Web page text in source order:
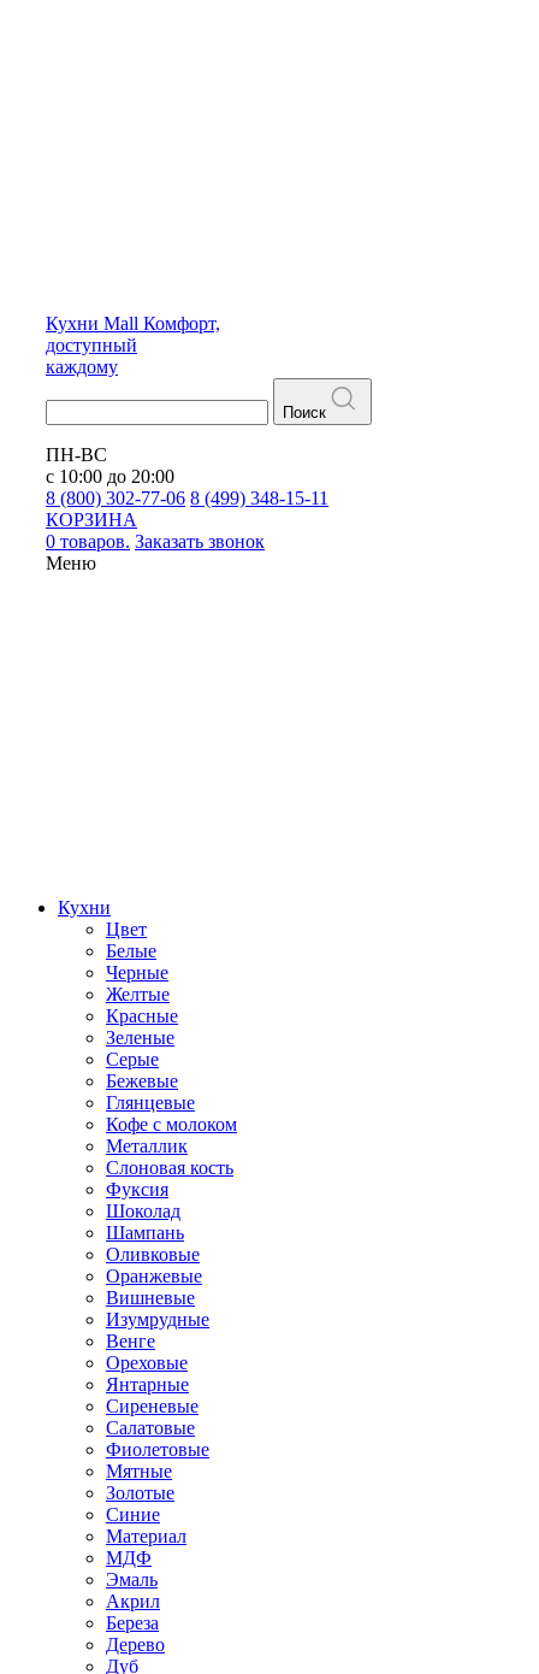
Кухни Mall Комфорт,
доступный
каждому
Поиск
ПН-ВС
с 10:00 до 20:00
8 (800) 302-77-06 8 (499) 348-15-11
КОРЗИНА
0 товаров. Заказать звонок
Меню
Кухни
Цвет
Белые
Черные
Желтые
Красные
Зеленые
Серые
Бежевые
Глянцевые
Кофе с молоком
Металлик
Слоновая кость
Фуксия
Шоколад
Шампань
Оливковые
Оранжевые
Вишневые
Изумрудные
Венге
Ореховые
Янтарные
Сиреневые
Салатовые
Фиолетовые
Мятные
Золотые
Синие
Материал
МДФ
Эмаль
Акрил
Береза
Дерево
Дуб